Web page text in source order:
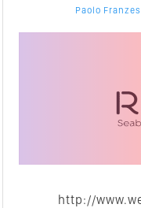
Paolo
http://